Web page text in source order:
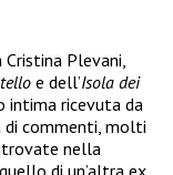
Plevani,
e dell’Isola dei
intima ricevuta da
di commenti, molti
nella